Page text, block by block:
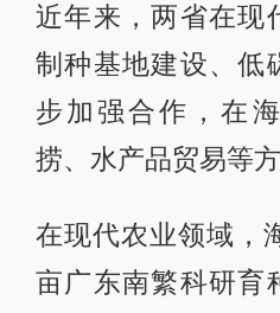
近年来，两省在现
制种基地建设、低
步加强合作，在
捞、水产品贸易等
在现代农业领域，
亩广东南繁科研育